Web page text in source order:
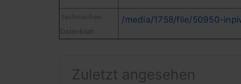
technisches
Datenblatt
/media/1758/file/50950-
Zuletzt angesehen